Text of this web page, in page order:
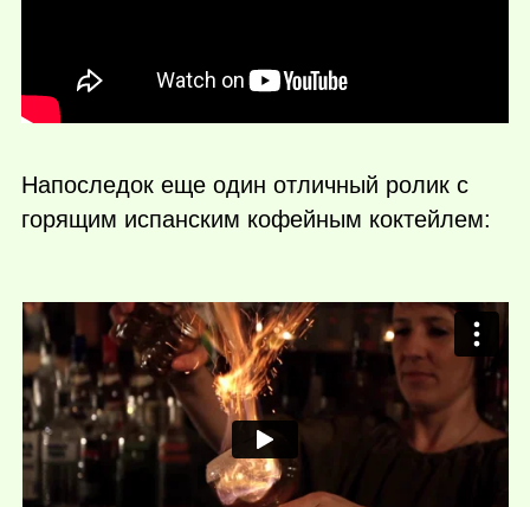
Напоследок еще один отличный ролик с
горящим испанским кофейным коктейлем: